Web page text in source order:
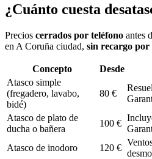
¿Cuánto cuesta
Precios cerrados por teléfono antes
en A Coruña ciudad, sin recargo por
Concepto Desde
Atasco simple
(fregadero, lavabo,
bidé)
80 €
Atasco de plato de
ducha o bañera
100 €
Atasco de inodoro
120 €